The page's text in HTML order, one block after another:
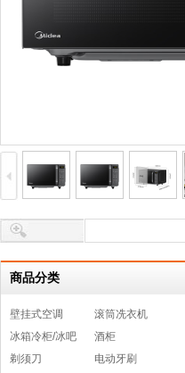
商品分类
壁挂式空调
滚筒冼衣机
冰箱冷柜/冰吧
酒柜
剃须刀
电动牙刷